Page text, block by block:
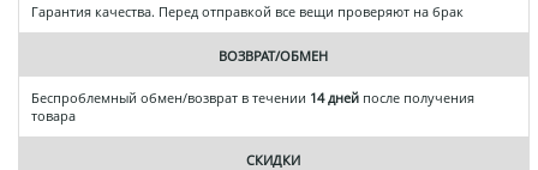
Гарантия качества. Перед отправкой все вещи проверяют на брак
ВОЗВРАТ/ОБМЕН
Беспроблемный обмен/возврат в течении 14 дней после получения
товара
СКИДКИ